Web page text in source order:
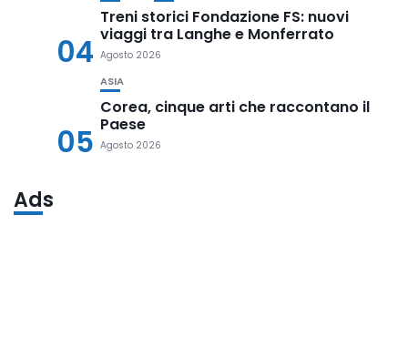
04
Treni storici Fondazione FS: nuovi
viaggi tra Langhe e Monferrato
Agosto 2026
05
ASIA
Corea, cinque arti che raccontano il
Paese
Agosto 2026
Ads